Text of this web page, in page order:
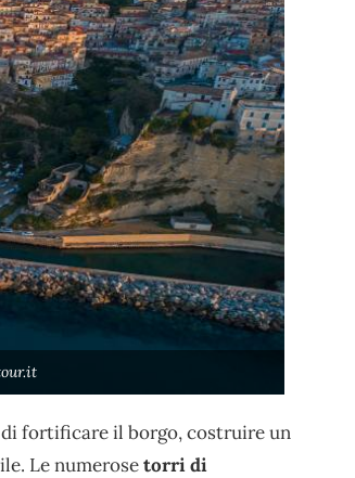
di fortificare il borgo, costruire un
Le numerosetorri di